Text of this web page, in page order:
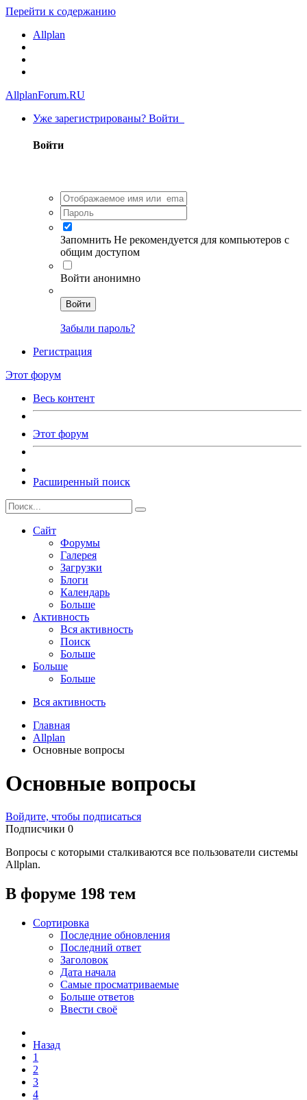
Перейти к содержанию
Allplan
AllplanForum.RU
Уже зарегистрированы? Войти
Войти
Запомнить Не рекомендуется для компьютеров с
общим доступом
Войти анонимно
Войти
Забыли пароль?
Регистрация
Этот форум
Весь контент
Этот форум
Расширенный поиск
Сайт
Форумы
Галерея
Загрузки
Блоги
Календарь
Больше
Активность
Вся активность
Поиск
Больше
Больше
Больше
Вся активность
Главная
Allplan
Основные вопросы
Основные вопросы
Войдите, чтобы подписаться
Подписчики 0
Вопросы с которыми сталкиваются все пользователи системы
Allplan.
В форуме 198 тем
Сортировка
Последние обновления
Последний ответ
Заголовок
Дата начала
Самые просматриваемые
Больше ответов
Ввести своё
Назад
1
2
3
4